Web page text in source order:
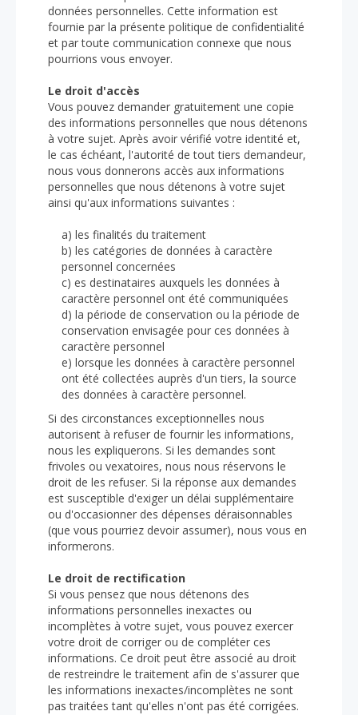
données personnelles. Cette information est
fournie par la présente politique de confidentialité
et par toute communication connexe que nous
pourrions vous envoyer.
Le droit d'accès
Vous pouvez demander gratuitement une copie
des informations personnelles que nous détenons
à votre sujet. Après avoir vérifié votre identité et,
le cas échéant, l'autorité de tout tiers demandeur,
nous vous donnerons accès aux informations
personnelles que nous détenons à votre sujet
ainsi qu'aux informations suivantes :
a) les finalités du traitement
b) les catégories de données à caractère
personnel concernées
c) es destinataires auxquels les données à
caractère personnel ont été communiquées
d) la période de conservation ou la période de
conservation envisagée pour ces données à
caractère personnel
e) lorsque les données à caractère personnel
ont été collectées auprès d'un tiers, la source
des données à caractère personnel.
Si des circonstances exceptionnelles nous
autorisent à refuser de fournir les informations,
nous les expliquerons. Si les demandes sont
frivoles ou vexatoires, nous nous réservons le
droit de les refuser. Si la réponse aux demandes
est susceptible d'exiger un délai supplémentaire
ou d'occasionner des dépenses déraisonnables
(que vous pourriez devoir assumer), nous vous en
informerons.
Le droit de rectification
Si vous pensez que nous détenons des
informations personnelles inexactes ou
incomplètes à votre sujet, vous pouvez exercer
votre droit de corriger ou de compléter ces
informations. Ce droit peut être associé au droit
de restreindre le traitement afin de s'assurer que
les informations inexactes/incomplètes ne sont
pas traitées tant qu'elles n'ont pas été corrigées.